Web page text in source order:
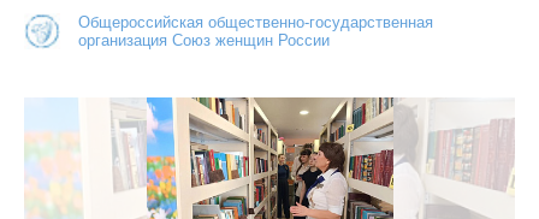
Общероссийская общественно-государственная
организация Союз женщин России